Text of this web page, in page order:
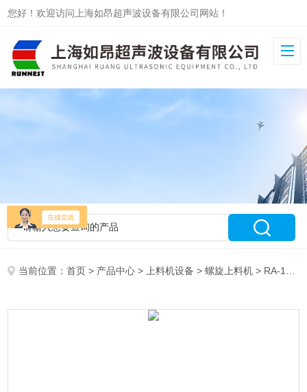
您好！欢迎访问上海如昂超声波设备有限公司网站！
当前位置：首页 > 产品中心 > 上料机设备 >螺旋上料机 > RA-102螺旋输送机颗粒粉末食品 药品S304 316L